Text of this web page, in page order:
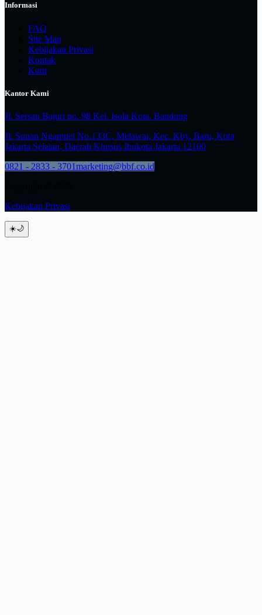
Informasi
FAQ
Site Map
Kebijakan Privasi
Kontak
Karir
Kantor Kami
Jl. Sersan Bajuri no. 98 Kel. Isola Kota. Bandung
Jl. Sunan Ngampel No.133C, Melawai, Kec. Kby. Baru, Kota
Jakarta Selatan, Daerah Khusus Ibukota Jakarta 12160
0821 - 2833 - 3701marketing@bbf.co.id
Kebijakan Privasi
☀️🌙